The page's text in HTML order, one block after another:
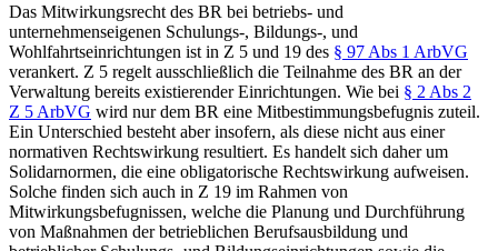
Das Mitwirkungsrecht des BR bei betriebs- und
unternehmenseigenen Schulungs-, Bildungs-, und
Wohlfahrtseinrichtungen ist in Z 5 und 19 des § 97 Abs 1 ArbVG
verankert. Z 5 regelt ausschließlich die Teilnahme des BR an der
Verwaltung bereits existierender Einrichtungen. Wie bei § 2 Abs 2
Z 5 ArbVG wird nur dem BR eine Mitbestimmungsbefugnis zuteil.
Ein Unterschied besteht aber insofern, als diese nicht aus einer
normativen Rechtswirkung resultiert. Es handelt sich daher um
Solidarnormen, die eine obligatorische Rechtswirkung aufweisen.
Solche finden sich auch in Z 19 im Rahmen von
Mitwirkungsbefugnissen, welche die Planung und Durchführung
von Maßnahmen der betrieblichen Berufsausbildung und